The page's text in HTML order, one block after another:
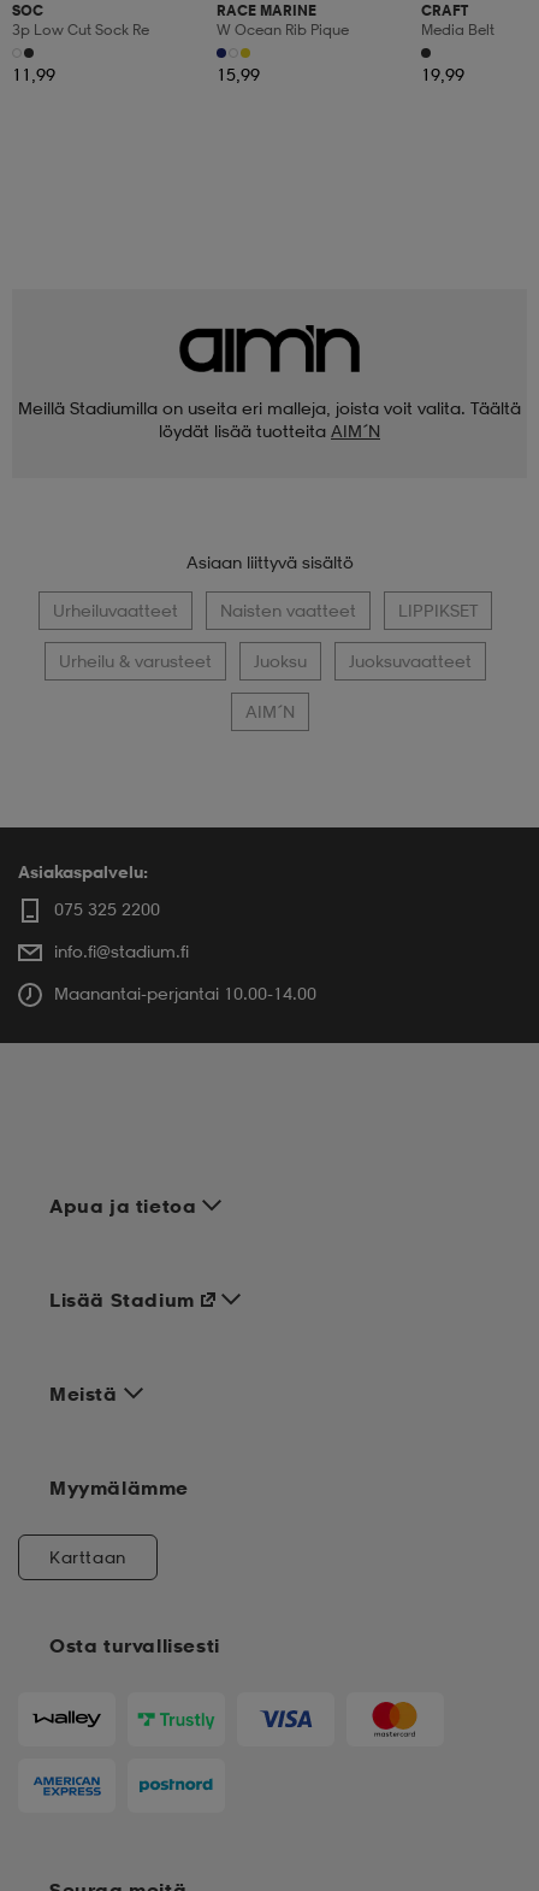
SOC
3p Low Cut Sock Re
11,99
RACE MARINE
W Ocean Rib Pique
15,99
CRAFT
Media Belt
19,99
Meillä Stadiumilla on useita eri malleja, joista voit valita. Täältä
löydät lisää tuotteita AIM´N
Asiaan liittyvä sisältö
Urheiluvaatteet Naisten vaatteet LIPPIKSET
Urheilu & varusteet Juoksu Juoksuvaatteet
AIM´N
Asiakaspalvelu:
075 325 2200
info.fi@stadium.fi
Maanantai-perjantai 10.00-14.00
Apua ja tietoa
Meistä
Osta turvallisesti
Lisää Stadium
Myymälämme
Karttaan